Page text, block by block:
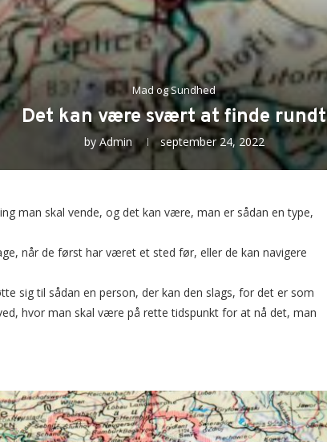
Mad og Sundhed
Det kan være svært at finde rundt
by Admin september 24, 2022
man skal vende, og det kan være, man er sådan en type,
når de først har været et sted før, eller de kan navigere
sig til sådan en person, der kan den slags, for det er som
hvor man skal være på rette tidspunkt for at nå det, man